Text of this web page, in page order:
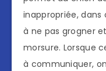
inappropriée, dans
à ne pas grogner
morsure. Lorsque
à communiquer,